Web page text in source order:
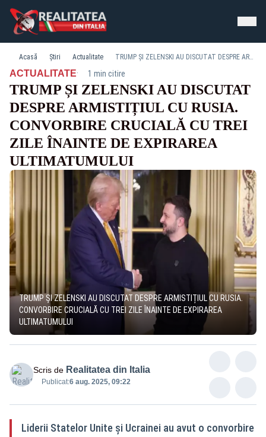
Acasă Știri Actualitate TRUMP ȘI ZELENSKI AU DISCUTAT DESPRE ARMISTIȚIUL CU RUSIA. CONVORBIRE CRUCIALĂ CU TREI ZILE ÎNAINTE DE EXPIRAREA ULTIMATUMULUI
ACTUALITATE· 1 min citire
TRUMP ȘI ZELENSKI AU DISCUTAT
DESPRE ARMISTIȚIUL CU RUSIA.
CONVORBIRE CRUCIALĂ CU TREI
ZILE ÎNAINTE DE EXPIRAREA
ULTIMATUMULUI
TRUMP ȘI ZELENSKI AU DISCUTAT DESPRE ARMISTIȚIUL CU RUSIA.
CONVORBIRE CRUCIALĂ CU TREI ZILE ÎNAINTE DE EXPIRAREA
ULTIMATUMULUI
Scris de Realitatea din Italia
Publicat:6 aug. 2025, 09:22
Liderii Statelor Unite și Ucrainei au avut o convorbire